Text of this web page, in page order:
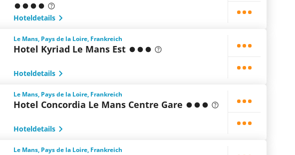
Hoteldetails
Le Mans, Pays de la Loire, Frankreich
Hotel Kyriad Le Mans Est
Hoteldetails
Le Mans, Pays de la Loire, Frankreich
Hotel Concordia Le Mans Centre Gare
Hoteldetails
Le Mans, Pays de la Loire, Frankreich